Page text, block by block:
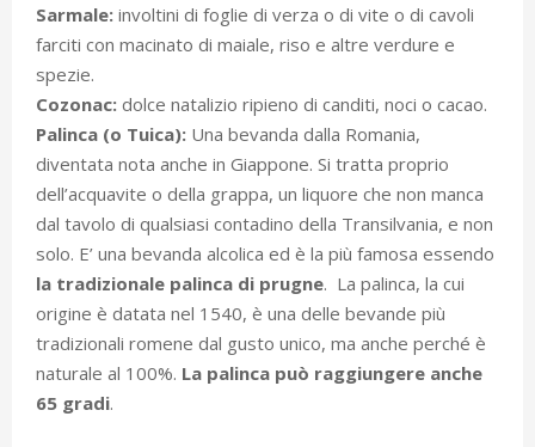
Sarmale: involtini di foglie di verza o di vite o di cavoli
farciti con macinato di maiale, riso e altre verdure e
spezie.
Cozonac: dolce natalizio ripieno di canditi, noci o cacao.
Palinca (o Tuica): Una bevanda dalla Romania,
diventata nota anche in Giappone. Si tratta proprio
dell’acquavite o della grappa, un liquore che non manca
dal tavolo di qualsiasi contadino della Transilvania, e non
solo. E’ una bevanda alcolica ed è la più famosa essendo
la tradizionale palinca di prugne. La palinca, la cui
origine è datata nel 1540, è una delle bevande più
tradizionali romene dal gusto unico, ma anche perché è
naturale al 100%. La palinca può raggiungere anche
65 gradi.